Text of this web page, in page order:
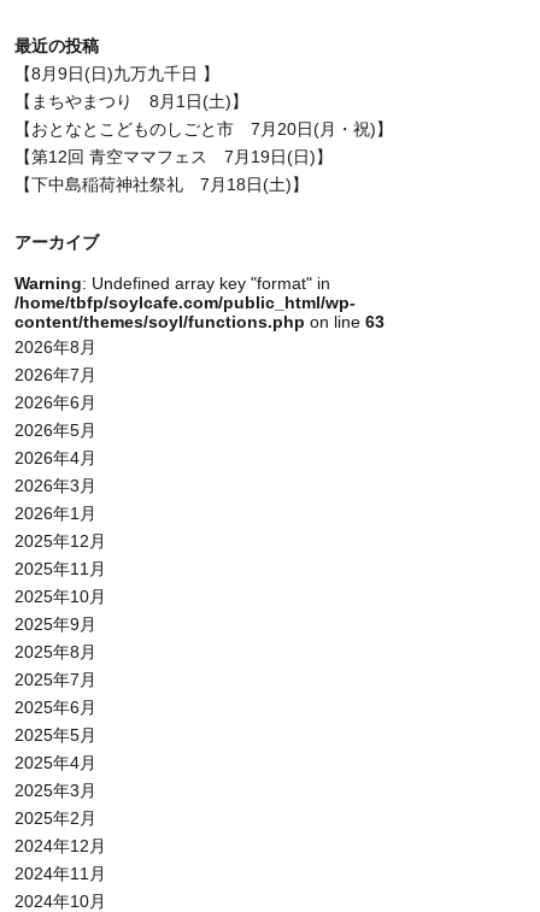
最近の投稿
【8月9日(日)九万九千日 】
【まちやまつり 8月1日(土)】
【おとなとこどものしごと市 7月20日(月・祝)】
【第12回 青空ママフェス 7月19日(日)】
【下中島稲荷神社祭礼 7月18日(土)】
アーカイブ
Warning: Undefined array key "format" in
/home/tbfp/soylcafe.com/public_html/wp-
content/themes/soyl/functions.php on line 63
2026年8月
2026年7月
2026年6月
2026年5月
2026年4月
2026年3月
2026年1月
2025年12月
2025年11月
2025年10月
2025年9月
2025年8月
2025年7月
2025年6月
2025年5月
2025年4月
2025年3月
2025年2月
2024年12月
2024年11月
2024年10月